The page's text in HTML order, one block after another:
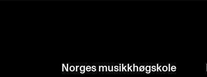
Norges musikk­høgskole